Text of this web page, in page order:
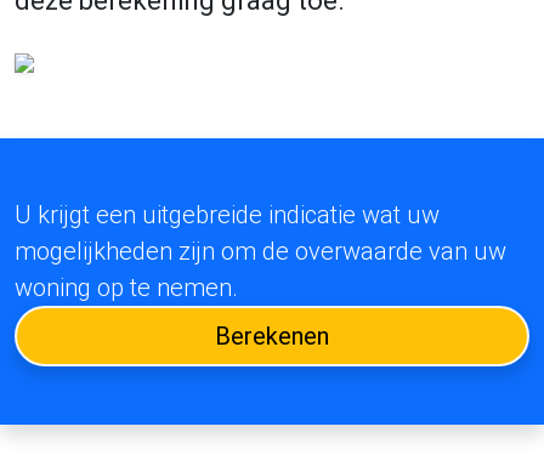
U krijgt een uitgebreide indicatie wat uw
mogelijkheden zijn om de overwaarde van uw
woning op te nemen.
Berekenen